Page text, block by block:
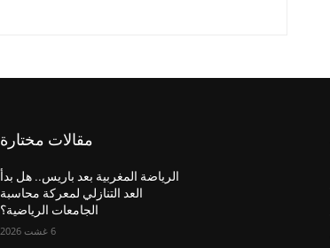
مقالات مختارة
الرياضة المغربية بعد باريس.. هل بدأ
العد التنازلي لمعركة محاسبة
الجامعات الرياضية؟
6 غشت 2026